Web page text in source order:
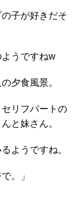
子が好きだそ
うですねw
夕食風景。
リフパートの
と妹さん。
ようですね。
。」